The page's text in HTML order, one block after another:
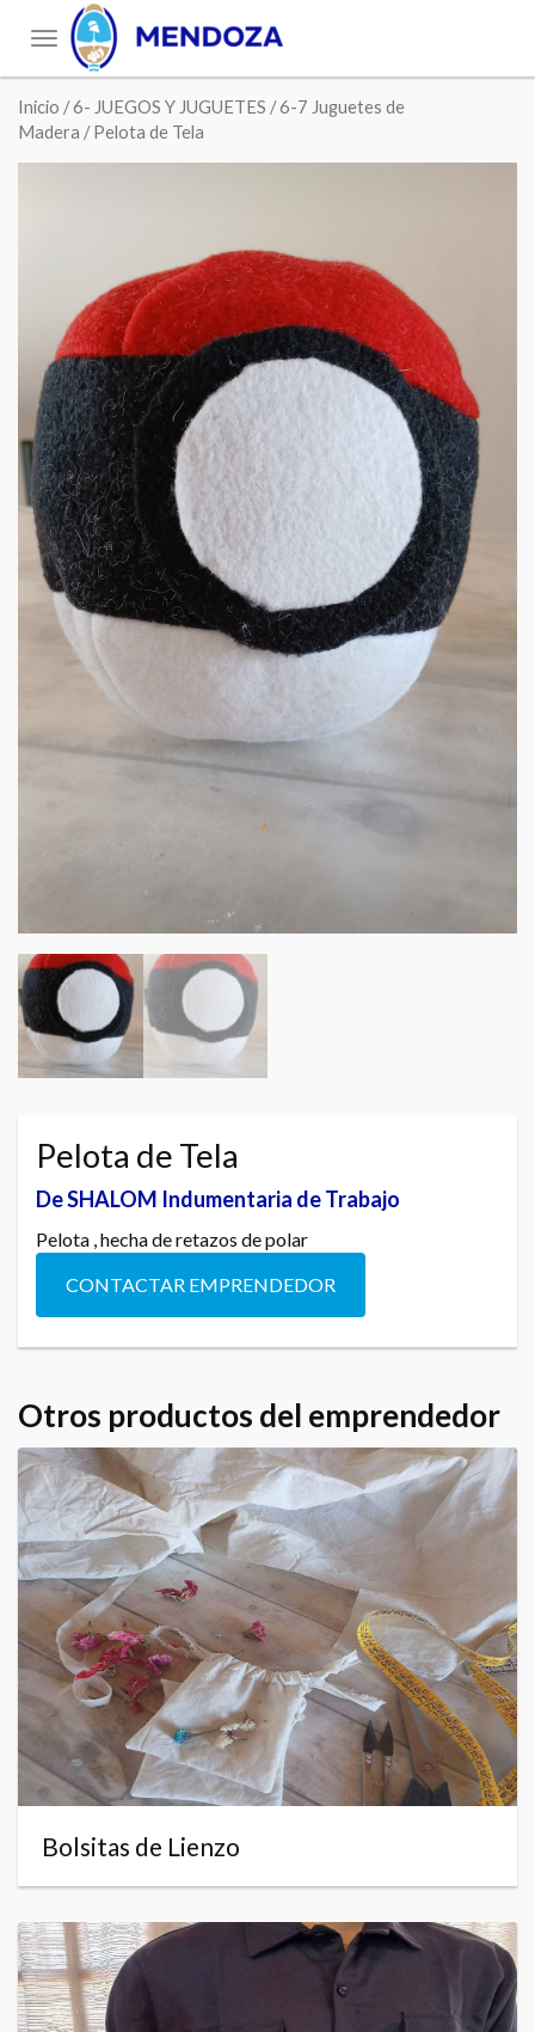
Toggle
navigation
Inicio /6- JUEGOS Y JUGUETES /6-7 Juguetes de
Madera / Pelota de Tela
Pelota de Tela
De SHALOM Indumentaria de Trabajo
Pelota , hecha de retazos de polar
CONTACTAR EMPRENDEDOR
Otros productos del emprendedor
Bolsitas de Lienzo